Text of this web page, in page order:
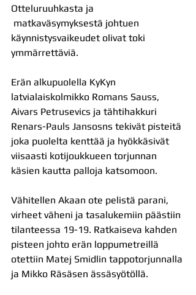
Otteluruuhkasta ja
matkaväsymyksestä johtuen
käynnistysvaikeudet olivat toki
ymmärrettäviä.
Erän alkupuolella KyKyn
latvialaiskolmikko Romans Sauss,
Aivars Petrusevics ja tähtihakkuri
Renars-Pauls Jansosns tekivät pisteitä
joka puolelta kenttää ja hyökkäsivät
viisaasti kotijoukkueen torjunnan
käsien kautta palloja katsomoon.
Vähitellen Akaan ote pelistä parani,
virheet väheni ja tasalukemiin päästiin
tilanteessa 19-19. Ratkaiseva kahden
pisteen johto erän loppumetreillä
otettiin Matej Smidlin tappotorjunnalla
ja Mikko Räsäsen ässäsyötöllä.